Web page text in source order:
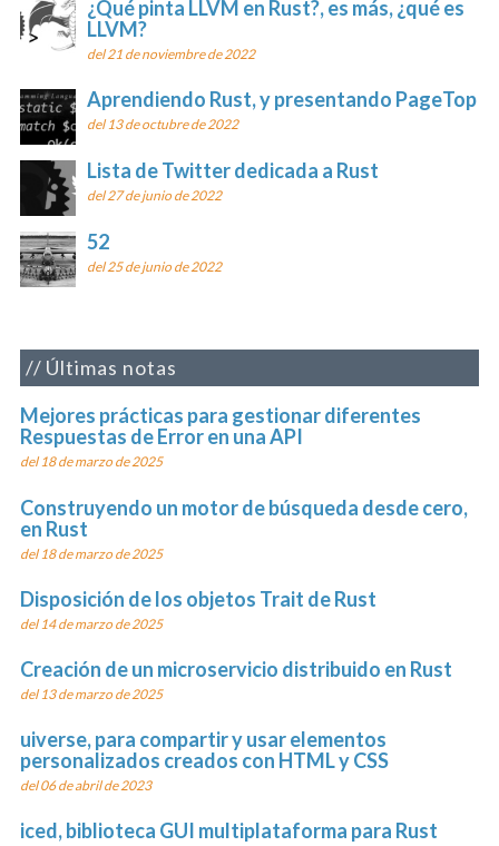
¿Qué pinta LLVM en Rust?, es más, ¿qué es
LLVM?
del 21 de noviembre de 2022
Aprendiendo Rust, y presentando PageTop
del 13 de octubre de 2022
Lista de Twitter dedicada a Rust
del 27 de junio de 2022
52
del 25 de junio de 2022
Últimas notas
Mejores prácticas para gestionar diferentes
Respuestas de Error en una API
del 18 de marzo de 2025
Construyendo un motor de búsqueda desde cero,
en Rust
del 18 de marzo de 2025
Disposición de los objetos Trait de Rust
del 14 de marzo de 2025
Creación de un microservicio distribuido en Rust
del 13 de marzo de 2025
uiverse, para compartir y usar elementos
personalizados creados con HTML y CSS
del 06 de abril de 2023
iced, biblioteca GUI multiplataforma para Rust